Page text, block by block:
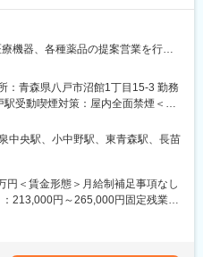
にも取り組んでいただきます。※9
い、次回もリピートいただけるよ
ます。
度等を総合的に評価し、営業所長
と考えておりますので、マネジメ
ていただくことを期待していま
機器、各種薬品の提案営業を行っ
学、官公庁で、グループごとに取扱
ご経験に応じて配属先が検討され
床検査試薬、食品添加物、農業資
中心となり、日常生活では活用され
：青森県八戸市沼館1丁目15-3 勤務
受動喫煙対策：屋内全面禁煙＜勤
森県青森市問屋町1丁目8-12 受動喫
詳細3＞仙台支店住所：宮城県黒川
受動喫煙対策：屋内全面禁煙変
中央駅、小中野駅、東青森駅、長苗
円＜賃金形態＞月給制補足事項なし
213,000円～265,000円固定残業手